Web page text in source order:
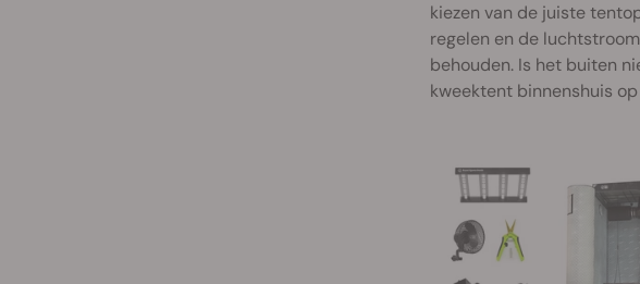
kiezen van de juiste
regelen en de
behouden. Is het buiten
kweektent binnenshuis